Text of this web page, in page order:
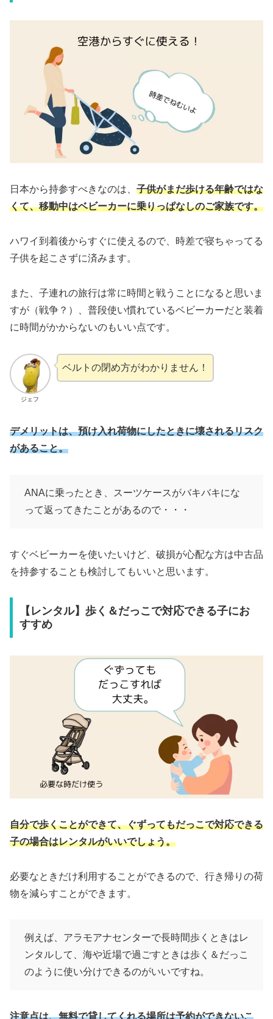
日本から持参すべきなのは、 子供がまだ歩ける年齢ではな
くて、移動中はベビーカーに乗りっぱなしのご家族です。
ハワイ到着後からすぐに使えるので、時差で寝ちゃってる
子供を起こさずに済みます。
また、子連れの旅行は常に時間と戦うことになると思いま
すが（戦争？）、普段使い慣れているベビーカーだと装着
に時間がかからないのもいい点です。
ジェフ
ベルトの閉め方がわかりません！
デメリットは、預け入れ荷物にしたときに壊されるリスク
があること。
ANAに乗ったとき、スーツケースがバキバキにな
って返ってきたことがあるので・・・
すぐベビーカーを使いたいけど、破損が心配な方は中古品
を持参することも検討してもいいと思います。
【レンタル】歩く＆だっこで対応できる子にお
すすめ
自分で歩くことができて、ぐずってもだっこで対応できる
子の場合はレンタルがいいでしょう。
必要なときだけ利用することができるので、行き帰りの荷
物を減らすことができます。
例えば、アラモアナセンターで長時間歩くときはレ
ンタルして、海や近場で過ごすときは歩く＆だっこ
のように使い分けできるのがいいですね。
注意点は、無料で貸してくれる場所は予約ができないこ